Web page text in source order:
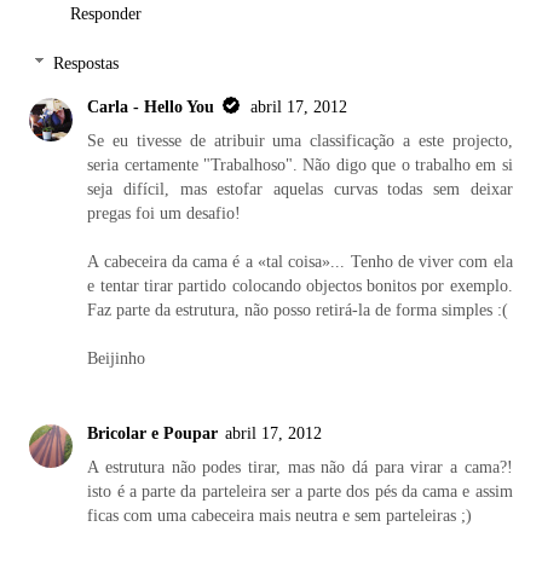
Responder
Respostas
Carla - Hello You
abril 17, 2012
Se eu tivesse de atribuir uma classificação a este projecto,
seria certamente "Trabalhoso". Não digo que o trabalho em si
seja difícil, mas estofar aquelas curvas todas sem deixar
pregas foi um desafio!
A cabeceira da cama é a «tal coisa»... Tenho de viver com ela
e tentar tirar partido colocando objectos bonitos por exemplo.
Faz parte da estrutura, não posso retirá-la de forma simples :(
Beijinho
Bricolar e Poupar abril 17, 2012
A estrutura não podes tirar, mas não dá para virar a cama?!
isto é a parte da parteleira ser a parte dos pés da cama e assim
ficas com uma cabeceira mais neutra e sem parteleiras ;)